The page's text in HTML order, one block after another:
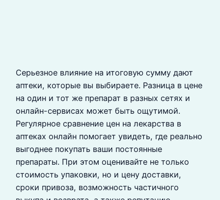
Серьезное влияние на итоговую сумму дают
аптеки, которые вы выбираете. Разница в цене
на один и тот же препарат в разных сетях и
онлайн-сервисах может быть ощутимой.
Регулярное сравнение цен на лекарства в
аптеках онлайн помогает увидеть, где реально
выгоднее покупать ваши постоянные
препараты. При этом оценивайте не только
стоимость упаковки, но и цену доставки,
сроки привоза, возможность частичного